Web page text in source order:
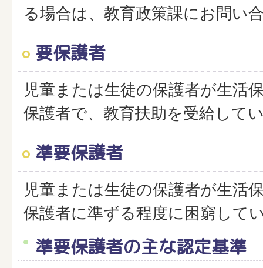
る場合は、教育政策課にお問い
要保護者
児童または生徒の保護者が生活
保護者で、教育扶助を受給して
準要保護者
児童または生徒の保護者が生活
保護者に準ずる程度に困窮して
準要保護者の主な認定基準